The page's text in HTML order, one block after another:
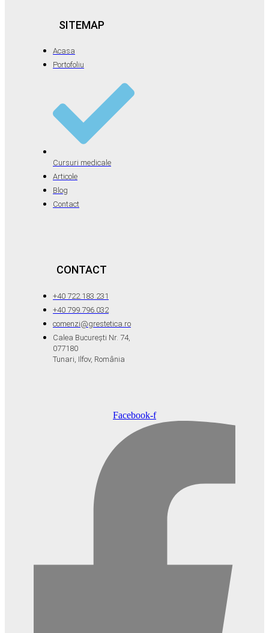
SITEMAP
Acasa
Portofoliu
Cursuri medicale
Articole
Blog
Contact
CONTACT
+40 722.183.231
+40 799.796.032
comenzi@grestetica.ro
Calea București Nr. 74,
077180
Tunari, Ilfov, România
Facebook-f